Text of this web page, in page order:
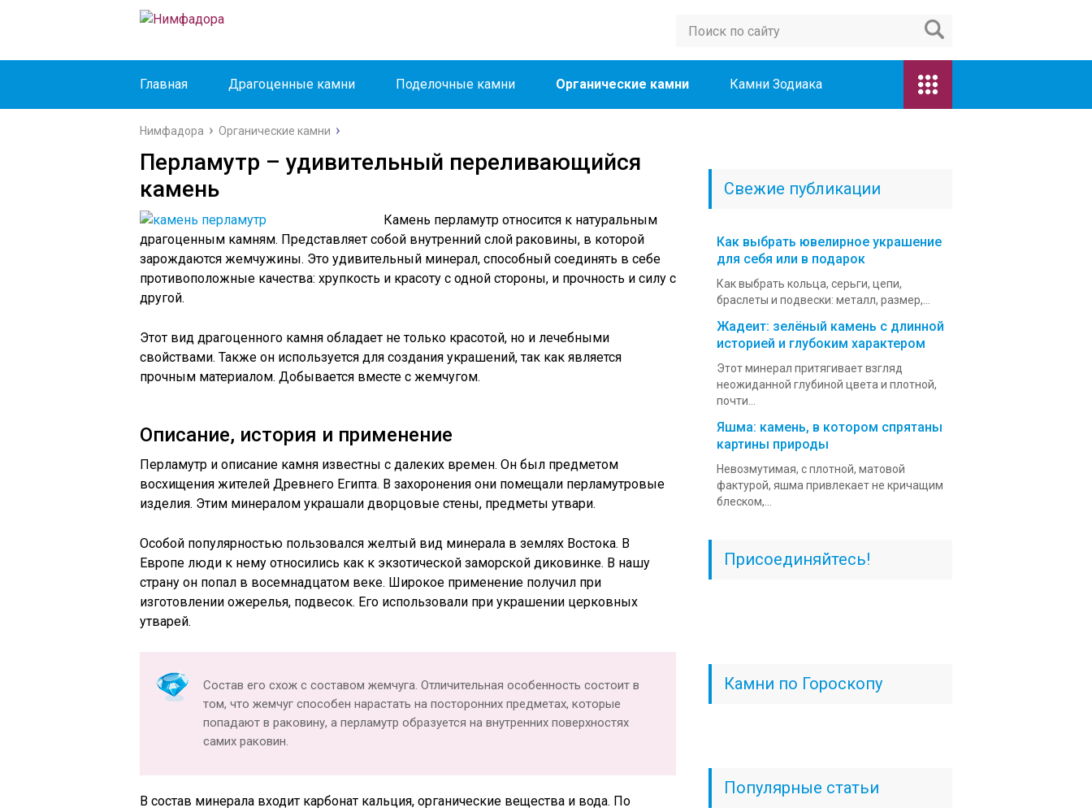
Главная Драгоценные камни Поделочные камни Органические камни Камни Зодиака
Нимфадора Органические камни
Перламутр – удивительный переливающийся
камень
Камень перламутр относится к натуральным
драгоценным камням. Представляет собой внутренний слой раковины, в которой
зарождаются жемчужины. Это удивительный минерал, способный соединять в себе
противоположные качества: хрупкость и красоту с одной стороны, и прочность и силу с
другой.
Этот вид драгоценного камня обладает не только красотой, но и лечебными
свойствами. Также он используется для создания украшений, так как является
прочным материалом. Добывается вместе с жемчугом.
Описание, история и применение
Перламутр и описание камня известны с далеких времен. Он был предметом
восхищения жителей Древнего Египта. В захоронения они помещали перламутровые
изделия. Этим минералом украшали дворцовые стены, предметы утвари.
Особой популярностью пользовался желтый вид минерала в землях Востока. В
Европе люди к нему относились как к экзотической заморской диковинке. В нашу
страну он попал в восемнадцатом веке. Широкое применение получил при
изготовлении ожерелья, подвесок. Его использовали при украшении церковных
утварей.
Состав его схож с составом жемчуга. Отличительная особенность состоит в
том, что жемчуг способен нарастать на посторонних предметах, которые
попадают в раковину, а перламутр образуется на внутренних поверхностях
самих раковин.
В состав минерала входит карбонат кальция, органические вещества и вода. По
Свежие публикации
Как выбрать ювелирное украшение
для себя или в подарок
Как выбрать кольца, серьги, цепи,
браслеты и подвески: металл, размер,...
Жадеит: зелёный камень с длинной
историей и глубоким характером
Этот минерал притягивает взгляд
неожиданной глубиной цвета и плотной,
почти...
Яшма: камень, в котором спрятаны
картины природы
Невозмутимая, с плотной, матовой
фактурой, яшма привлекает не кричащим
блеском,...
Присоединяйтесь!
Камни по Гороскопу
Популярные статьи